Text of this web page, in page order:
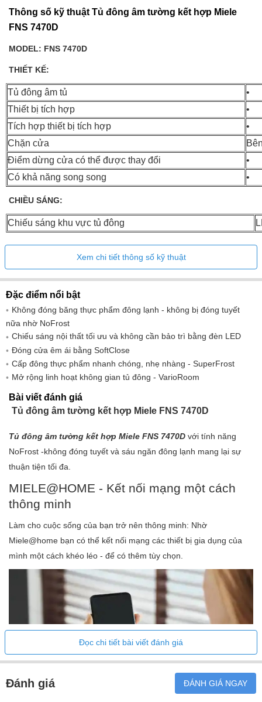
Thông số kỹ thuật Tủ đông âm tường kết hợp Miele
FNS 7470D
MODEL: FNS 7470D
THIẾT KẾ:
Tủ đông âm tủ
•
Thiết bị tích hợp
•
Tích hợp thiết bị tích hợp
•
Chặn cửa
Điểm dừng cửa có thể được thay đổi
•
Có khả năng song song
•
CHIỀU SÁNG:
Chiếu sáng khu vực tủ đông
TIỆN DỤNG:
Kết nối với Miele@home
Ngăn Vario
Đóng một cách nhẹ nhàng
ĐIỀU KHIỂN:
Chế độ vận hành
FreshTouch
Siêu băng giá
•
Số vùng nhiệt độ
chế độ ngày Sabát
•
Chế độ tiệc tùng
•
SỐ NGĂN:
HIỆU QUẢ VÀ BỀN VỮNG:
Lớp hiệu quả năng lượng (A - G)
Tiêu thụ năng lượng mỗi năm tính bằng kWh
Tiêu thụ năng lượng trong 24 giờ tính bằng kWh
Chức năng khóa
Báo động cửa âm thanh
Ngăn đông báo động nhiệt độ bằng âm thanh
Báo động cửa trực quan
Ngăn đông báo mất điện
Xem chi tiết thông số kỹ thuật
Đặc điểm nổi bật
Không đóng băng thực phẩm đông lạnh - không bị đóng tuyết
nữa nhờ NoFrost
Chiếu sáng nội thất tối ưu và không cần bảo trì bằng đèn LED
Đóng cửa êm ái bằng SoftClose
Cấp đông thực phẩm nhanh chóng, nhẹ nhàng - SuperFrost
Mở rộng linh hoạt không gian tủ đông - VarioRoom
Bài viết đánh giá
Tủ đông âm tường kết hợp Miele FNS 7470D
Tủ đông âm tường kết hợp Miele FNS 7470D với tính năng
NoFrost -không đóng tuyết và sáu ngăn đông lạnh mang lại sự
thuận tiện tối đa.
MIELE@HOME - Kết nối mạng một cách
thông minh
Làm cho cuộc sống của bạn trở nên thông minh: Nhờ
Miele@home bạn có thể kết nối mạng các thiết bị gia dụng của
mình một cách khéo léo - để có thêm tùy chọn.
Đọc chi tiết bài viết đánh giá
Đánh giá ĐÁNH GIÁ NGAY